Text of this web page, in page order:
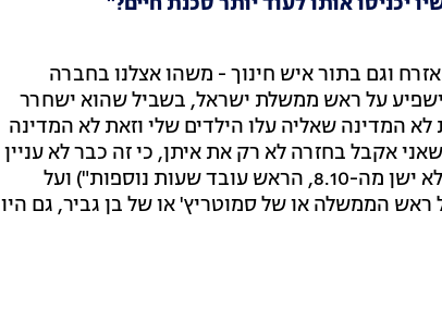
וגם בתור איש חינוך - משהו אצלנו בחברה
על ראש ממשלת ישראל, בשביל שהוא ישחרר
המדינה שאליה עלו הילדים שלי וזאת לא המדינה
אקבל בחזרה לא רק את איתן, כי זה כבר לא עניין
אישי. מישהו שאל אותי איך אני שורד וישן. מי ישן? אני לא ישן מה-8.10, הראש עובד שעות נוספות") ועל
הממשלה או של סמוטריץ' או של בן גביר, גם היו